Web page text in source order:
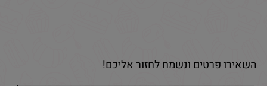
השאירו פרטים ונשמח לחזור אליכם!